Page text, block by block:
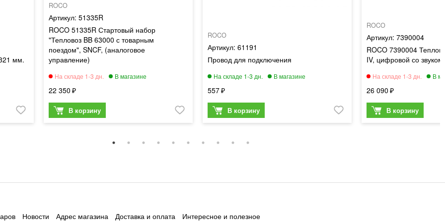
мм.
ROCO
51335R
ROCO 51335R Стартовый набор
"Тепловоз BB 63000 с товарным
поездом", SNCF, (аналоговое
управление)
22 350
ROCO
61191
Провод для подключения
557
ROCO
7390004
ROCO 7390004
IV, цифровой со звуком
26 090
Новости Адрес магазина Доставка и оплата Интересное и полезное